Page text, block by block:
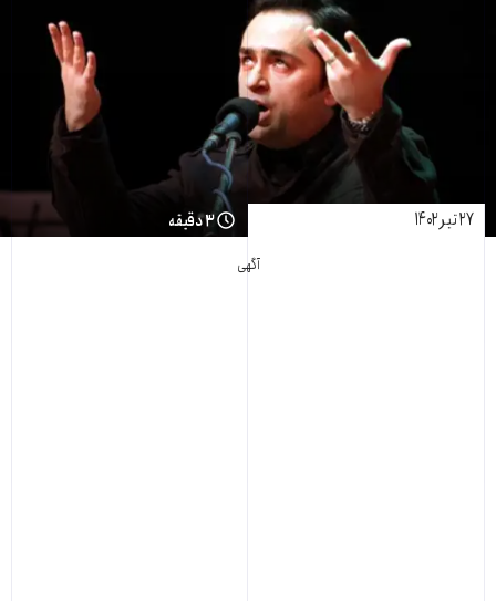
۲۷ تیر ۱۴۰۲ ۳ دقیقه
آگهی